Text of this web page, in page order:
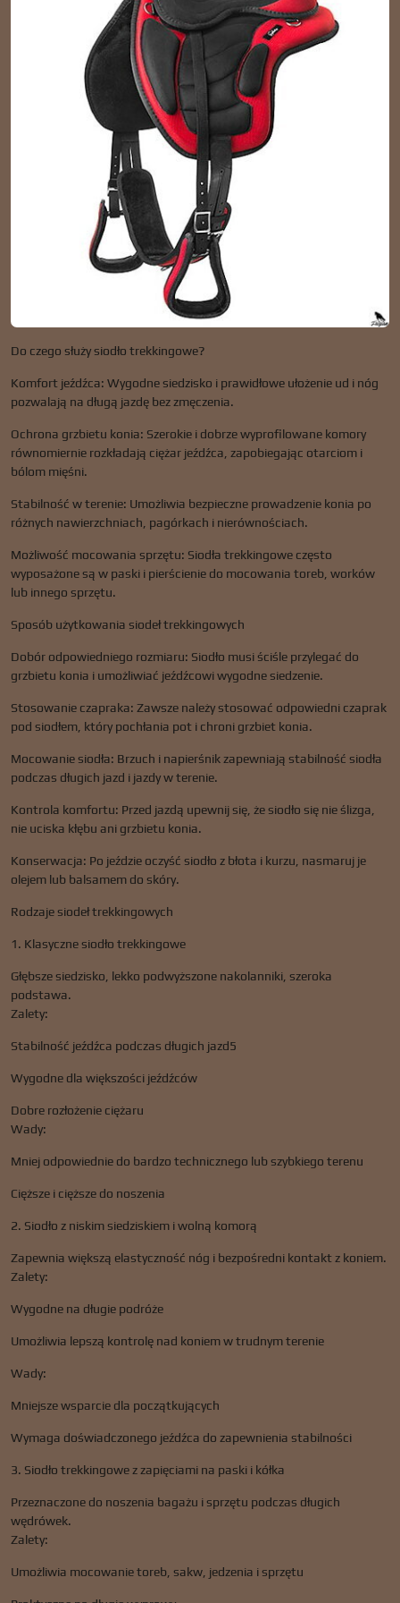
Do czego służy siodło trekkingowe?
Komfort jeźdźca: Wygodne siedzisko i prawidłowe ułożenie ud i nóg
pozwalają na długą jazdę bez zmęczenia.
Ochrona grzbietu konia: Szerokie i dobrze wyprofilowane komory
równomiernie rozkładają ciężar jeźdźca, zapobiegając otarciom i
bólom mięśni.
Stabilność w terenie: Umożliwia bezpieczne prowadzenie konia po
różnych nawierzchniach, pagórkach i nierównościach.
Możliwość mocowania sprzętu: Siodła trekkingowe często
wyposażone są w paski i pierścienie do mocowania toreb, worków
lub innego sprzętu.
Sposób użytkowania siodeł trekkingowych
Dobór odpowiedniego rozmiaru: Siodło musi ściśle przylegać do
grzbietu konia i umożliwiać jeźdźcowi wygodne siedzenie.
Stosowanie czapraka: Zawsze należy stosować odpowiedni czaprak
pod siodłem, który pochłania pot i chroni grzbiet konia.
Mocowanie siodła: Brzuch i napierśnik zapewniają stabilność siodła
podczas długich jazd i jazdy w terenie.
Kontrola komfortu: Przed jazdą upewnij się, że siodło się nie ślizga,
nie uciska kłębu ani grzbietu konia.
Konserwacja: Po jeździe oczyść siodło z błota i kurzu, nasmaruj je
olejem lub balsamem do skóry.
Rodzaje siodeł trekkingowych
1. Klasyczne siodło trekkingowe
Głębsze siedzisko, lekko podwyższone nakolanniki, szeroka
podstawa.
Zalety:
Stabilność jeźdźca podczas długich jazd5
Wygodne dla większości jeźdźców
Dobre rozłożenie ciężaru
Wady:
Mniej odpowiednie do bardzo technicznego lub szybkiego terenu
Cięższe i cięższe do noszenia
2. Siodło z niskim siedziskiem i wolną komorą
Zapewnia większą elastyczność nóg i bezpośredni kontakt z koniem.
Zalety:
Wygodne na długie podróże
Umożliwia lepszą kontrolę nad koniem w trudnym terenie
Wady:
Mniejsze wsparcie dla początkujących
Wymaga doświadczonego jeźdźca do zapewnienia stabilności
3. Siodło trekkingowe z zapięciami na paski i kółka
Przeznaczone do noszenia bagażu i sprzętu podczas długich
wędrówek.
Zalety:
Umożliwia mocowanie toreb, sakw, jedzenia i sprzętu